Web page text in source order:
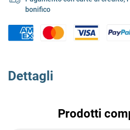
bonifico
Dettagli
Prodotti